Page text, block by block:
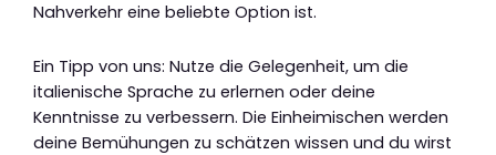
Nahverkehr eine beliebte Option ist.
Ein Tipp von uns: Nutze die Gelegenheit, um die
italienische Sprache zu erlernen oder deine
Kenntnisse zu verbessern. Die Einheimischen werden
deine Bemühungen zu schätzen wissen und du wirst